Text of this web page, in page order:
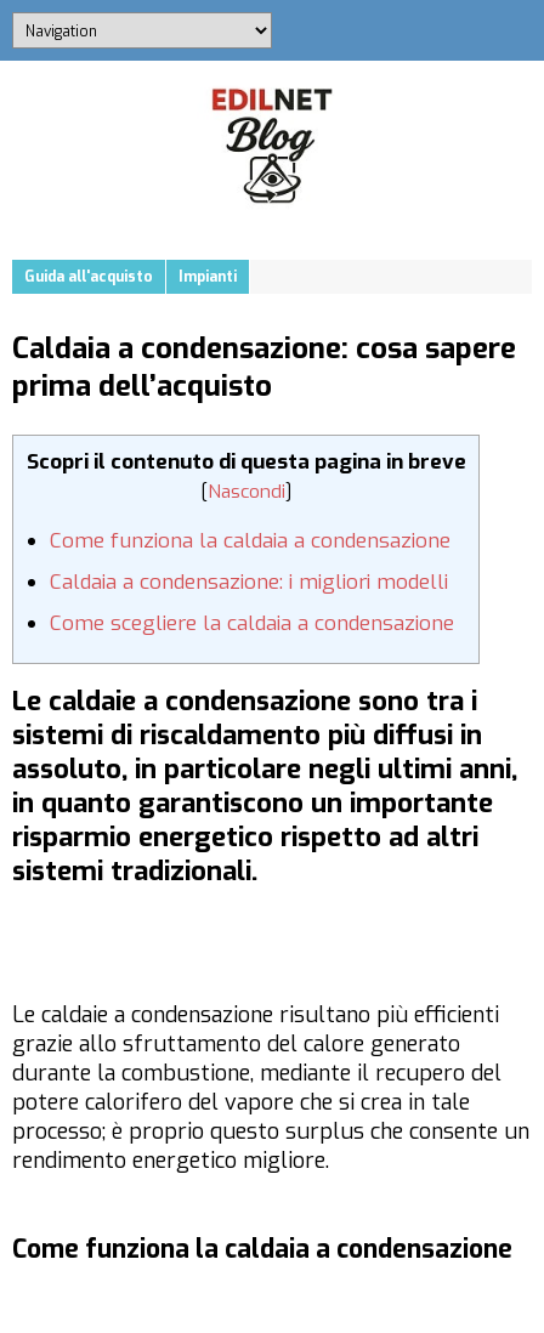
Guida all'acquisto Impianti
Caldaia a condensazione: cosa sapere
prima dell’acquisto
Scopri il contenuto di questa pagina in breve
[Nascondi]
Come funziona la caldaia a condensazione
Caldaia a condensazione: i migliori modelli
Come scegliere la caldaia a condensazione
Le caldaie a condensazione sono tra i
sistemi di riscaldamento più diffusi in
assoluto, in particolare negli ultimi anni,
in quanto garantiscono un importante
risparmio energetico rispetto ad altri
sistemi tradizionali.
Le caldaie a condensazione risultano più efficienti
grazie allo sfruttamento del calore generato
durante la combustione, mediante il recupero del
potere calorifero del vapore che si crea in tale
processo; è proprio questo surplus che consente un
rendimento energetico migliore.
Come funziona la caldaia a condensazione